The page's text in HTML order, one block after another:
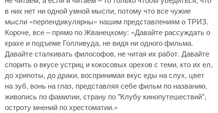
в них нет ни одной умной мысли, потому что все чужие
мысли «перпендикулярны» нашим представлениям о ТРИЗ.
Короче, все – прямо по Жванецкому: «Давайте рассуждать о
крахе и подъеме Голливуда, не видя ни одного фильма.
Давайте сталкивать философов, не читая их работ. Давайте
спорить о вкусе устриц и кокосовых орехов с теми, кто их ел,
до хрипоты, до драки, воспринимая вкус еды на слух, цвет
на зуб, вонь на глаз, представляя себе фильм по названию,
живопись по фамилии, страну по "Клубу кинопутешествий",
остроту мнений по хрестоматии.»